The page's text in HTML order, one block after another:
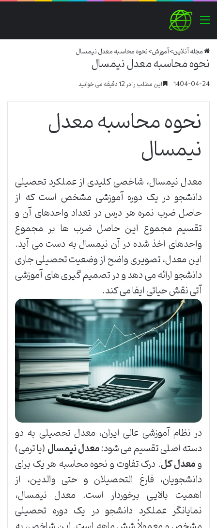
منو
مجله آنلاین>آموزش>نحوه محاسبه معدل نیمسال
نحوه محاسبه معدل نیمسال
1404-04-24 این مطلب را در 12 دقیقه می خوانید
نحوه محاسبه معدل
نیمسال
معدل نیمسال، شاخصی کلیدی از عملکرد تحصیلی
دانشجو در یک دوره آموزشی مشخص است که از
حاصل ضرب نمره هر درس در تعداد واحدهای آن و
تقسیم مجموع این حاصل ضرب ها بر مجموع
واحدهای اخذ شده در آن نیمسال به دست می آید.
این معدل، تصویری واضح از وضعیت تحصیلی جاری
دانشجو ارائه می دهد و در تصمیم گیری های آموزشی
آتی نقش حیاتی ایفا می کند.
در نظام آموزشی عالی ایران، معدل تحصیلی به دو
دسته اصلی تقسیم می شود:معدل نیمسال(یا ترمی)
ومعدل کل. درک تفاوت و نحوه محاسبه هر یک برای
دانشجویان، فارغ التحصیلان و حتی والدین، از
اهمیت بالایی برخوردار است. معدل نیمسال،
نمایانگر عملکرد دانشجو در یک دوره تحصیلی